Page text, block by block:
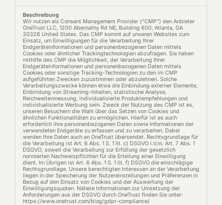
Wir nutzen als Consent Management Provider (“CMP”) den Anbieter
OneTrust LLC, 1200 Abernathy Rd NE, Building 600, Atlanta, GA
30328 United States. Das CMP kommt auf unseren Websites zum
Einsatz, um Einwilligungen für die Verarbeitung Ihrer
Endgeräteinformationen und personenbezogenen Daten mittels
Cookies oder ähnlicher Trackingtechnologien abzufragen. Sie haben
mithilfe des CMP die Möglichkeit, der Verarbeitung Ihrer
Endgeräteinformationen und personenbezogenen Daten mittels
Cookies oder sonstige Tracking-Technologien zu den im CMP
aufgeführten Zwecken zuzustimmen oder abzulehnen. Solche
Verarbeitungszwecke können etwa die Einbindung externer Elemente,
Einbindung von Streaming-Inhalten, statistische Analyse,
Reichweitenmessung, individualisierte Produktempfehlungen und
individualisierte Werbung sein. Zweck der Nutzung des CMP ist es,
unseren Besuchern die Wahl über das Setzen von Cookies und
ähnlichen Funktionalitäten zu ermöglichen. Hierfür ist es auch
erforderlich ihre personenbezogenen Daten sowie Informationen der
verwendeten Endgeräte zu erfassen und zu verarbeiten. Dabei
werden Ihre Daten auch an OneTrust übersendet. Rechtsgrundlage für
die Verarbeitung ist Art. 6 Abs. 1 S. 1 lit. c) DSGVO i.V.m. Art. 7 Abs. 1
DSGVO, soweit die Verarbeitung zur Erfüllung der gesetzlich
normierten Nachweispflichten für die Erteilung einer Einwilligung
dient. Im Übrigen ist Art. 6 Abs. 1 S. 1 lit. f) DSGVO die einschlägige
Rechtsgrundlage. Unsere berechtigten Interessen an der Verarbeitung
liegen in der Speicherung der Nutzereinstellungen und Präferenzen in
Bezug auf den Einsatz von Cookies und der Auswertung der
Einwilligungsquoten. Nähere Informationen zur Umsetzung der
Anforderungen aus der DSGVO durch OneTrust finden Sie unter:
https://www.onetrust.com/blog/gdpr-compliance/